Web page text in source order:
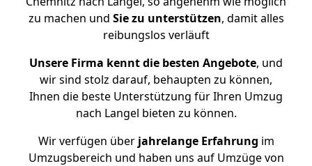
zu machen und Sie zu unterstützen, damit alles
reibungslos verläuft
Unsere Firma kennt die besten Angebote, und
wir sind stolz darauf, behaupten zu können,
Ihnen die beste Unterstützung für Ihren Umzug
nach Langel bieten zu können.
Wir verfügen überjahrelange Erfahrung im
Umzugsbereich und haben uns auf Umzüge von